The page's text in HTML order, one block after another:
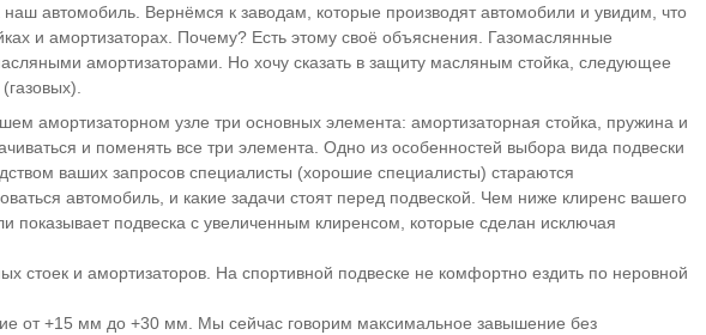
автомобиль. Вернёмся к заводам, которые производят автомобили и увидим, что
и амортизаторах. Почему? Есть этому своё объяснения. Газомаслянные
амортизаторами. Но хочу сказать в защиту масляным стойка, следующее
амортизаторном узле три основных элемента: амортизаторная стойка, пружина и
и поменять все три элемента. Одно из особенностей выбора вида подвески
ваших запросов специалисты (хорошие специалисты) стараются
автомобиль, и какие задачи стоят перед подвеской. Чем ниже клиренс вашего
подвеска с увеличенным клиренсом, которые сделан исключая
стоек и амортизаторов. На спортивной подвеске не комфортно ездить по неровной
от +15 мм до +30 мм. Мы сейчас говорим максимальное завышение без